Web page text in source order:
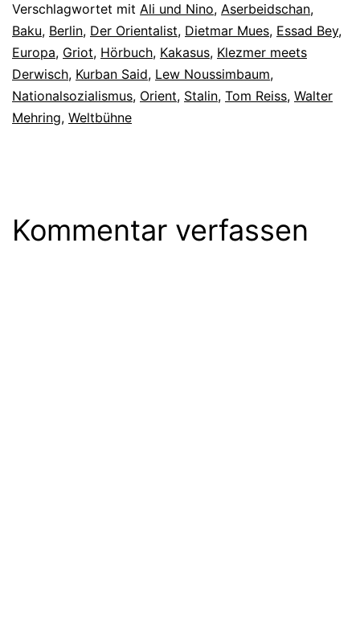
Verschlagwortet mit Ali und Nino, Aserbeidschan,
Baku, Berlin, Der Orientalist, Dietmar Mues, Essad Bey,
Europa, Griot, Hörbuch, Kakasus, Klezmer meets
Derwisch, Kurban Said, Lew Noussimbaum,
Nationalsozialismus, Orient, Stalin, Tom Reiss, Walter
Mehring, Weltbühne
Kommentar verfassen